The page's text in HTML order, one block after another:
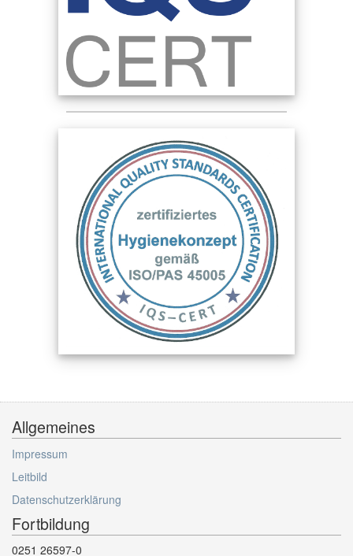
Allgemeines
Impressum
Leitbild
Datenschutzerklärung
Fortbildung
0251 26597-0